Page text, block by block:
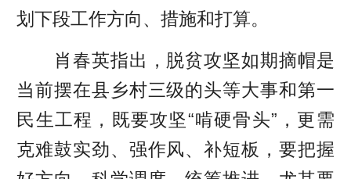
划下段工作方向、措施和打算。
肖春英指出，脱贫攻坚如期摘帽是
当前摆在县乡村三级的头等大事和第一
民生工程，既要攻坚“啃硬骨头”，更需
克难鼓实劲、强作风、补短板，要把握